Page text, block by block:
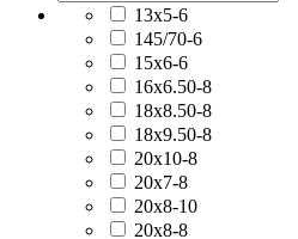
13x5-6
145/70-6
15x6-6
16x6.50-8
18x8.50-8
18x9.50-8
20x10-8
20x7-8
20x8-10
20x8-8